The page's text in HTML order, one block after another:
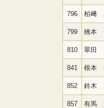
796 柏﨑
799 橋本
810 翠田
841 根本
852 鈴木
857 有馬